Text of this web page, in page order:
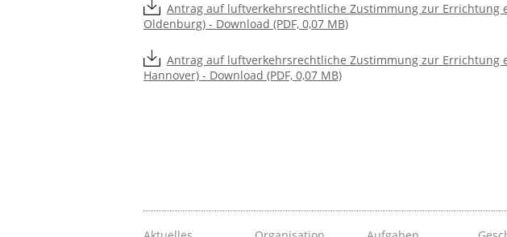
Antrag auf luftverkehrsrechtliche Zustimmung zur Errichtung
Oldenburg) - Download (PDF, 0,07 MB)
Antrag auf luftverkehrsrechtliche Zustimmung zur Errichtung
Hannover) - Download (PDF, 0,07 MB)